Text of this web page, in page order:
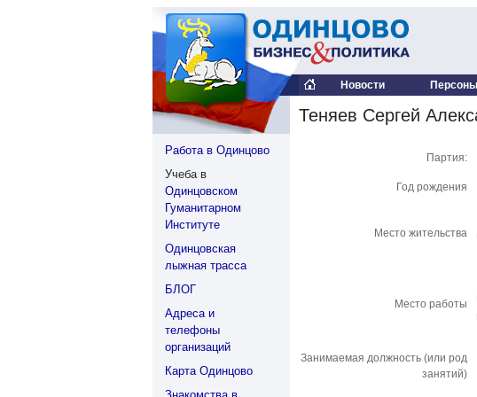
Новости Персоны
Работа в Одинцово
Учеба в
Одинцовском
Гуманитарном
Институте
Одинцовская
лыжная трасса
БЛОГ
Адреса и
телефоны
организаций
Карта Одинцово
Теняев Сергей
Партия:
Год рождения
Место жительства
Место работы
Занимаемая должность (или род
занятий)